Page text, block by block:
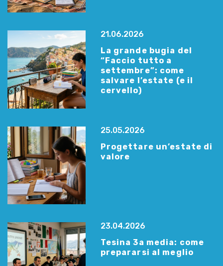
21.06.2026
La grande bugia del
“Faccio tutto a
settembre”: come
salvare l’estate (e il
cervello)
25.05.2026
Progettare un’estate di
valore
23.04.2026
Tesina 3a media: come
prepararsi al meglio